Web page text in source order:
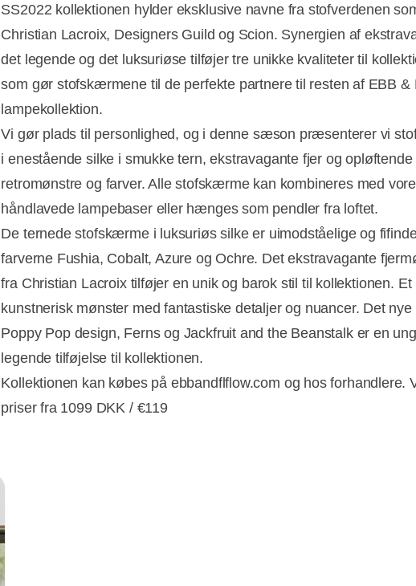
SS2022 kollektionen hylder eksklusive navne fra stofverdenen
Christian Lacroix, Designers Guild og Scion. Synergien af
det legende og det luksuriøse tilføjer tre unikke kvaliteter til
som gør stofskærmene til de perfekte partnere til resten af EBB &
lampekollektion.
Vi gør plads til personlighed, og i denne sæson præsenterer vi
i enestående silke i smukke tern, ekstravagante fjer og opløftende
retromønstre og farver. Alle stofskærme kan kombineres med
håndlavede lampebaser eller hænges som pendler fra loftet.
De ternede stofskærme i luksuriøs silke er uimodståelige og
farverne Fushia, Cobalt, Azure og Ochre. Det ekstravagante
fra Christian Lacroix tilføjer en unik og barok stil til kollektionen. Et
kunstnerisk mønster med fantastiske detaljer og nuancer. Det nye
Poppy Pop design, Ferns og Jackfruit and the Beanstalk er en
legende tilføjelse til kollektionen.
Kollektionen kan købes på ebbandflflow.com og hos forhandlere.
priser fra 1099 DKK / €119